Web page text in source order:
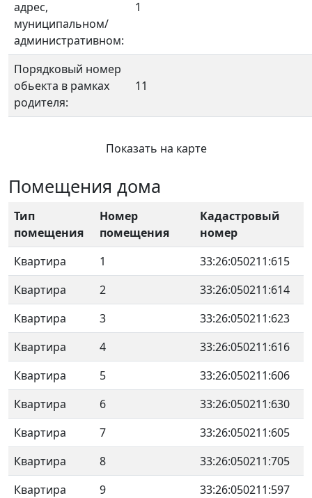
адрес,
муниципальном/
административном:
1
Порядковый номер
обьекта в рамках
родителя:
11
Показать на карте
Помещения дома
Тип
помещения
Номер
помещения
Кадастровый
номер
Квартира
1
33:26:050211:615
Квартира
2
33:26:050211:614
Квартира
3
33:26:050211:623
Квартира
4
33:26:050211:616
Квартира
5
33:26:050211:606
Квартира
6
33:26:050211:630
Квартира
7
33:26:050211:605
Квартира
8
33:26:050211:705
Квартира
9
33:26:050211:597